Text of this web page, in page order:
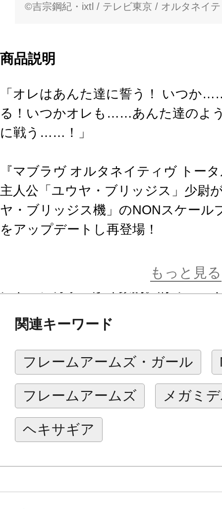
©吉宗鋼紀・ixtl / テレビ東京 / オルタネイ
商品説明
「オレはあんた達に誓う！ いつか
る！いつかオレも……あんた達の
に戦う……！」
『マブラヴ オルタネイティヴ トー
主人公「ユウヤ・ブリッジス」少尉
ヤ・ブリッジス機」のNONスケール
をアップデートし再登場！
る「不知火・弐型」の試験1号機。
ヤ・ブリッジス機」が完成します。
【ギミック】
・胸部の構造を不知火と同じものに
り迫力あるポージングが可能になり
・兵装担架は背面撃ちが可能になっ
Ver.1.5」と同じものが付属します。
もっと見る
関連キーワード
フレームアームズ・ガール
フレームアームズ メガミ
ヘキサギア